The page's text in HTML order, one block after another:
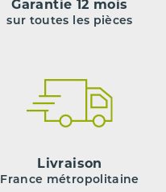
Garantie 12 mois
sur toutes les pièces
Livraison
France métropolitaine